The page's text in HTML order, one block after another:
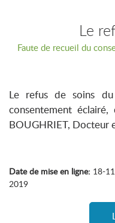
Le
Faute de recueil du
Le refus de soins
consentement
BOUGHRIET, Docteur
Date de mise en ligne: 18-
2019